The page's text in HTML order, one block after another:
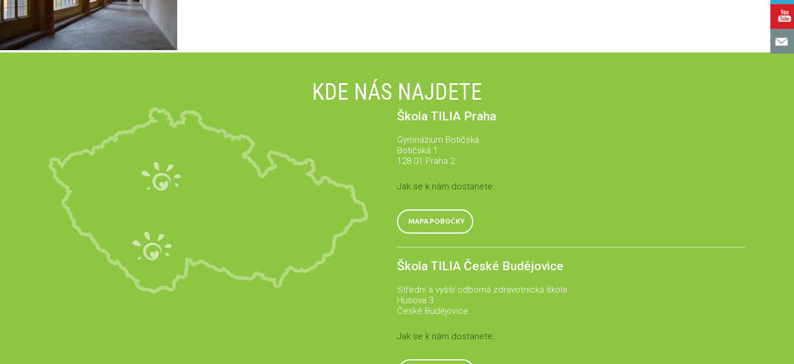
KDE NÁS NAJDETE
Škola TILIA Praha
Gymnázium Botičská
Botičská 1
128 01 Praha 2
Jak se k nám dostanete.
MAPA POBOČKY
Škola TILIA České Budějovice
Střední a vyšší odborná zdravotnická škola
Husova 3
České Budějovice
Jak se k nám dostanete.